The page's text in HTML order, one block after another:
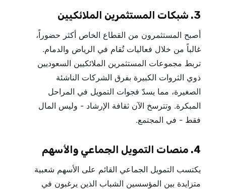
3. شبكات المستثمرين الملائكيين
أصبح المستثمرون من القطاع الخاص أكثر حضوراً،
غالباً من خلال فعاليات تُقام في الرياض والدمام.
تربط مجموعات المستثمرين الملائكيين السعوديين
ذوي الثروات الكبيرة بفرق الشركات الناشئة
الصغيرة، مما يسدّ فجوات التمويل في المراحل
المبكرة. وتترسخ الآن ثقافة الإرشاد - وليس المال
فقط - في المجتمع.
4. منصات التمويل الجماعي والأسهم
يكتسب التمويل الجماعي القائم على الأسهم شعبية
متزايدة بين المؤسسين الشباب الذين يرغبون في